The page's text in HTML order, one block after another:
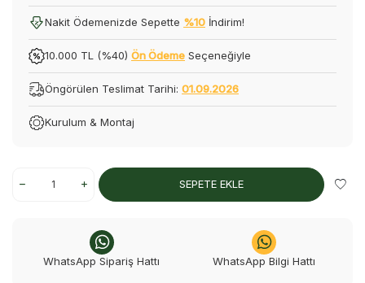
Nakit Ödemenizde Sepette %10 İndirim!
10.000 TL (%40) Ön Ödeme Seçeneğiyle
Öngörülen Teslimat Tarihi: 01.09.2026
Kurulum & Montaj
SEPETE EKLE
WhatsApp Sipariş Hattı WhatsApp Bilgi Hattı